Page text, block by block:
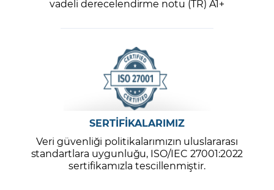
vadeli derecelendirme notu (TR) A1+
SERTİFİKALARIMIZ
Veri güvenliği politikalarımızın uluslararası
standartlara uygunluğu, ISO/IEC 27001:2022
sertifikamızla tescillenmiştir.